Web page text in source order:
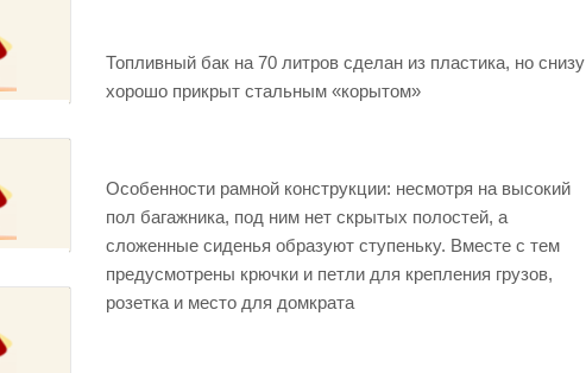
Топливный бак на 70 литров сделан из пластика, но снизу
хорошо прикрыт стальным «корытом»
Особенности рамной конструкции: несмотря на высокий
пол багажника, под ним нет скрытых полостей, а
сложенные сиденья образуют ступеньку. Вместе с тем
предусмотрены крючки и петли для крепления грузов,
розетка и место для домкрата